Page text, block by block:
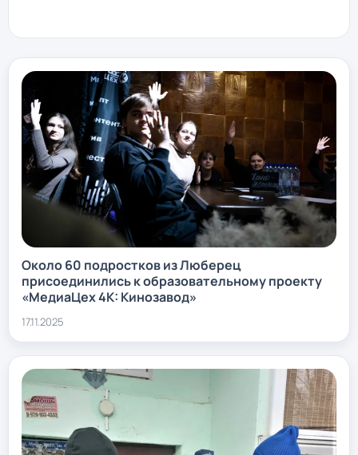
Около 60 подростков из Люберец
присоединились к образовательному проекту
«МедиаЦех 4К: Кинозавод»
17.11.2025